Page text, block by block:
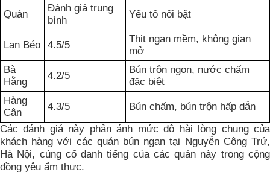
Quán
Đánh giá trung
bình
Yếu tố nổi bật
Lan Béo 4.5/5
Thịt ngan mềm, không gian
mở
Bà
Hằng
4.2/5
Bún trộn ngon, nước chấm
đặc biệt
Hàng
Cân
4.3/5
Bún chấm, bún trộn hấp dẫn
Các đánh giá này phản ánh mức độ hài lòng chung của
khách hàng với các quán bún ngan tại Nguyễn Công Trứ,
Hà Nội, củng cố danh tiếng của các quán này trong cộng
đồng yêu ẩm thực.